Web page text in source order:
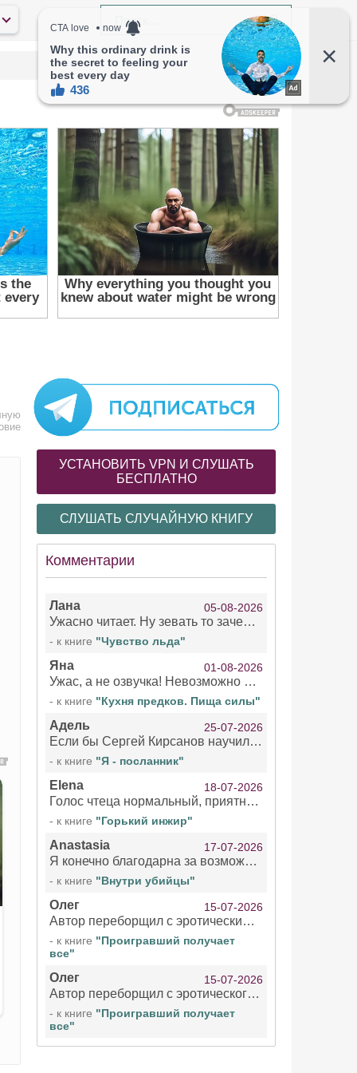
УСТАНОВИТЬ VPN И СЛУШАТЬ
БЕСПЛАТНО
СЛУШАТЬ СЛУЧАЙНУЮ КНИГУ
Комментарии
Лана 05-08-2026
Ужасно читает. Ну зевать то зачем. Уже не говорю, что ударения ставит, как хочет.
- к книге "Чувство льда"
Яна 01-08-2026
Ужас, а не озвучка! Невозможно вникать в смысл текста из за кривляний чтеца
- к книге "Кухня предков. Пища силы"
Адель 25-07-2026
Если бы Сергей Кирсанов научился не сглатывать каждые 1-2 минуты слюну, так что слышно в микрофоне и, что вызывает отвращение, то мелжно было бы слушать.
- к книге "Я - посланник"
Elena 18-07-2026
Голос чтеца нормальный, приятный тембр. Мне очень понравилось озвучивание рассказа. Очень странный отзыв Надежды. Может у неё что-то с нервами?
- к книге "Горький инжир"
Anastasia 17-07-2026
Я конечно благодарна за возможность бесплатно слушать книги даже новинки , но чтение этой книги просто ужасно
- к книге "Внутри убийцы"
Олег 15-07-2026
Автор переборщил с эротическими сценами. Похоже, с этим у него проблемы.
- к книге "Проигравший получает
все"
Олег 15-07-2026
Автор переборщил с эротического сценами. Похоже, с этим у него проблемы.
- к книге "Проигравший получает
все"